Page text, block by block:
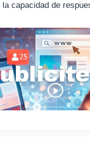
capacidad de